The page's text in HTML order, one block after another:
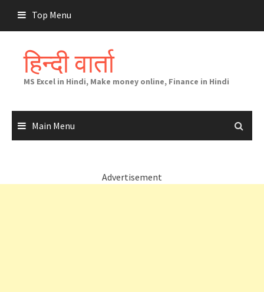
content
Top Menu
हिन्दी वार्ता
MS Excel in Hindi, Make money online, Finance in Hindi
Main Menu
Advertisement